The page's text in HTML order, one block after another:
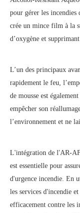
pour gérer les incendies
crée un mince film à la
d’oxygène et
L’un des principaux
rapidement le feu,
de mousse est
empêcher son
l’environnement et ne
L'intégration de l'AR-
est essentielle pour
d'urgence incendie. En
les services d'incendie
efficacement contre les